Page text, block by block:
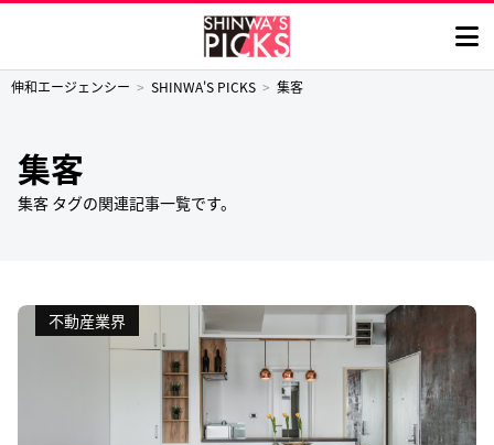
伸和エージェンシー SHINWA'S PICKS 集客
集客
集客 タグの関連記事一覧です。
不動産業界